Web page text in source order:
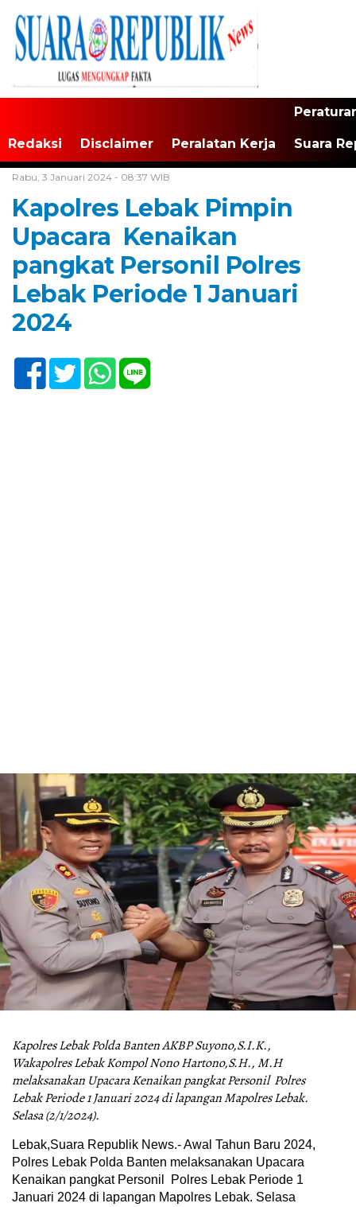
Redaksi Disclaimer Peralatan Kerja Suara
Rabu, 3 Januari 2024 - 08:37 WIB
Kapolres Lebak Pimpin
Upacara Kenaikan
pangkat Personil Polres
Lebak Periode 1 Januari
2024
Kapolres Lebak Polda Banten AKBP Suyono,S.I.K.,
Wakapolres Lebak Kompol Nono Hartono,S.H., M.H
melaksanakan Upacara Kenaikan pangkat Personil Polres
Lebak Periode 1 Januari 2024 di lapangan Mapolres Lebak.
Selasa (2/1/2024).
Lebak,Suara Republik News.- Awal Tahun Baru 2024,
Polres Lebak Polda Banten melaksanakan Upacara
Kenaikan pangkat Personil Polres Lebak Periode 1
Januari 2024 di lapangan Mapolres Lebak. Selasa